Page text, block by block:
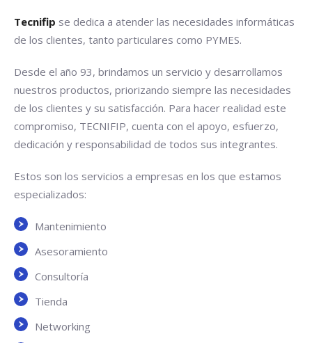
Tecnifip se dedica a atender las necesidades informáticas
de los clientes, tanto particulares como PYMES.
Desde el año 93, brindamos un servicio y desarrollamos
nuestros productos, priorizando siempre las necesidades
de los clientes y su satisfacción. Para hacer realidad este
compromiso, TECNIFIP, cuenta con el apoyo, esfuerzo,
dedicación y responsabilidad de todos sus integrantes.
Estos son los servicios a empresas en los que estamos
especializados:
Mantenimiento
Asesoramiento
Consultoría
Tienda
Networking